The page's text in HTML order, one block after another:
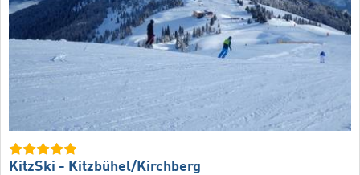
KitzSki - Kitzbühel/​Kirchberg